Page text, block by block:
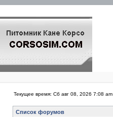
Текущее время: Сб авг 08, 2026 7:08 am
Список форумов